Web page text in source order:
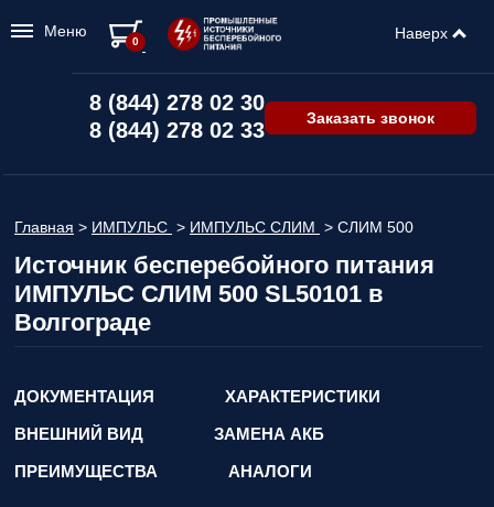
8 (844) 278 02 30
8 (844) 278 02 33
Заказать звонок
Главная > ИМПУЛЬС > ИМПУЛЬС СЛИМ > СЛИМ 500
Источник бесперебойного питания
ИМПУЛЬС СЛИМ 500 SL50101 в
Волгограде
ДОКУМЕНТАЦИЯ
ХАРАКТЕРИСТИКИ
ВНЕШНИЙ ВИД
ЗАМЕНА АКБ
ПРЕИМУЩЕСТВА
АНАЛОГИ
Меню Наверх
0